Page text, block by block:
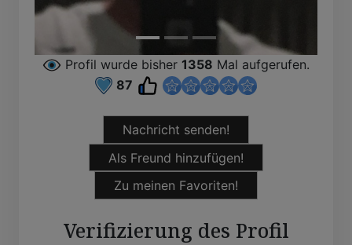
Profil wurde bisher 1358 Mal aufgerufen.
87
Nachricht senden!
Als Freund hinzufügen!
Zu meinen Favoriten!
Verifizierung des Profil